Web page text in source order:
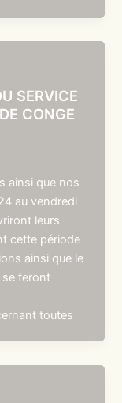
SERVICE
CONGE
ainsi que nos
au vendredi
leurs
cette période
ainsi que le
se feront
toutes